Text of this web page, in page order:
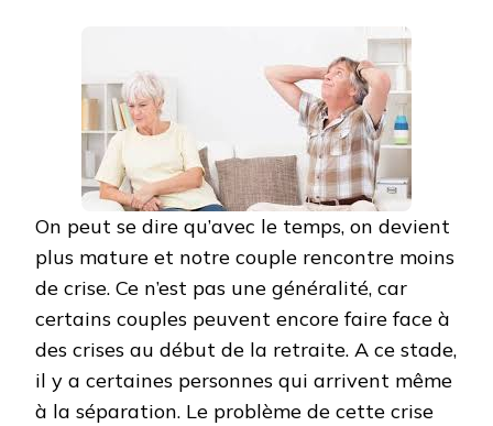
On peut se dire qu’avec le temps, on devient
plus mature et notre couple rencontre moins
de crise. Ce n’est pas une généralité, car
certains couples peuvent encore faire face à
des crises au début de la retraite. A ce stade,
il y a certaines personnes qui arrivent même
à la séparation. Le problème de cette crise